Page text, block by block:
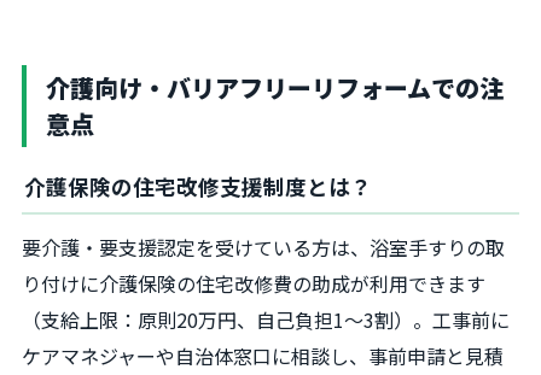
介護向け・バリアフリーリフォームでの注
意点
介護保険の住宅改修支援制度とは？
要介護・要支援認定を受けている方は、浴室手すりの取
り付けに介護保険の住宅改修費の助成が利用できます
（支給上限：原則20万円、自己負担1～3割）。工事前に
ケアマネジャーや自治体窓口に相談し、事前申請と見積